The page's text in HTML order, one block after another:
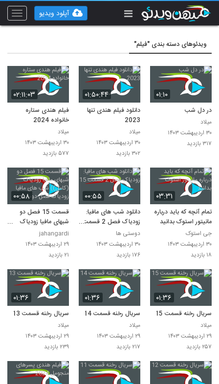
Toggle
آپلود ویدیو
ویدئوهای دسته بندی "فیلم"
۰۱:۱۰
در دل شب
میلاد
۳۰ اردیبهشت ۱۴۰۳
۳۱۷ بازدید
۰۱:۵۰:۴۴
دانلود فیلم هندی تنها
2023
میلاد
۳۰ اردیبهشت ۱۴۰۳
۳۰۲ بازدید
۰۲:۱۱:۰۳
فیلم هندی ستاره
خانواده 2024
میلاد
۳۰ اردیبهشت ۱۴۰۳
۵۷۷ بازدید
۰۳:۳۱
تمام آنچه که باید درباره
مانیتور استوک بدانید
جی استوک
۳۰ اردیبهشت ۱۴۰۳
۱۸ بازدید
۰۰:۵۵
دانلود شب های مافیا:
زودیاک فصل 2 قسمت
15
دوستی ها
۳۰ اردیبهشت ۱۴۰۳
۱۷۶ بازدید
۰۰:۵۸
قسمت 15 فصل دو
شبهای مافیا زودیاک
(کامل)) شب های مافیا
زودیاک فصل دوم
jahangardi
۲۹ اردیبهشت ۱۴۰۳
۲۱ بازدید
۰۱:۳۶
سریال رخنه قسمت 15
میلاد
۲۹ اردیبهشت ۱۴۰۳
۲۵۷ بازدید
۰۱:۳۶
سریال رخنه قسمت 14
میلاد
۲۹ اردیبهشت ۱۴۰۳
۲۱۷ بازدید
۰۱:۳۶
سریال رخنه قسمت 13
میلاد
۲۹ اردیبهشت ۱۴۰۳
۲۳۹ بازدید